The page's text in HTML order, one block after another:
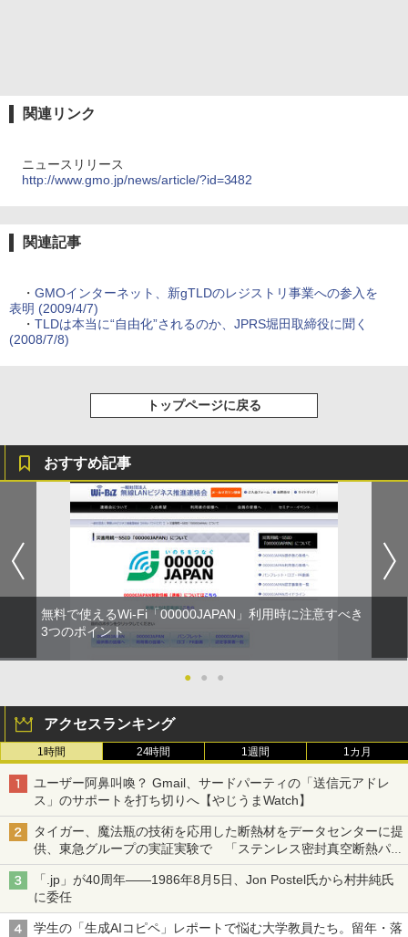
関連リンク
ニュースリリース
http://www.gmo.jp/news/article/?id=3482
関連記事
・ GMOインターネット、新gTLDのレジストリ事業への参入を
表明 (2009/4/7)
・ TLDは本当に“自由化”されるのか、JPRS堀田取締役に聞く
(2008/7/8)
トップページに戻る
おすすめ記事
無料で使えるWi-Fi「00000JAPAN」利用時に注意すべき
3つのポイント
● ● ●
アクセスランキング
1時間 24時間 1週間 1カ月
ユーザー阿鼻叫喚？ Gmail、サードパーティの「送信元アドレ
ス」のサポートを打ち切りへ【やじうまWatch】
タイガー、魔法瓶の技術を応用した断熱材をデータセンターに提
供、東急グループの実証実験で 「ステンレス密封真空断熱パネ
ル TIVIP」
「.jp」が40周年――1986年8月5日、Jon Postel氏から村井純氏
に委任
学生の「生成AIコピペ」レポートで悩む大学教員たち。留年・落